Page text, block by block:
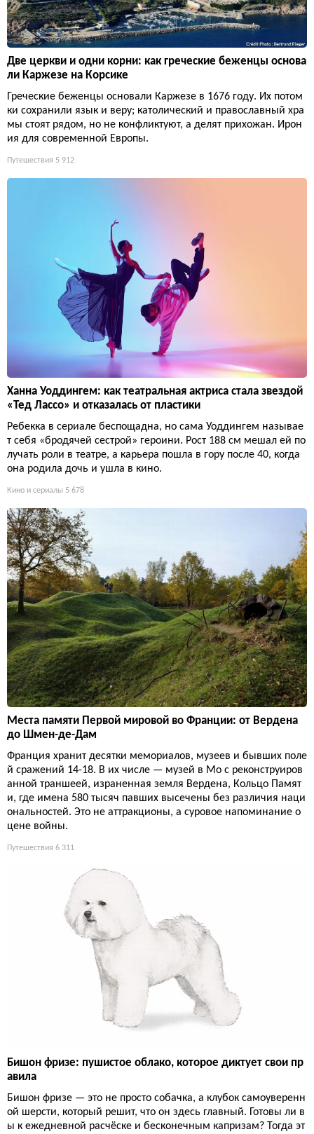
Две церкви и одни корни: как греческие беженцы основа
ли Каржезе на Корсике
Греческие беженцы основали Каржезе в 1676 году. Их потом
ки сохранили язык и веру; католический и православный хра
мы стоят рядом, но не конфликтуют, а делят прихожан. Ирон
ия для современной Европы.
Путешествия 5 912
Ханна Уоддингем: как театральная актриса стала звездой
«Тед Лассо» и отказалась от пластики
Ребекка в сериале беспощадна, но сама Уоддингем называе
т себя «бродячей сестрой» героини. Рост 188 см мешал ей по
лучать роли в театре, а карьера пошла в гору после 40, когда
она родила дочь и ушла в кино.
Кино и сериалы 5 678
Места памяти Первой мировой во Франции: от Вердена
до Шмен-де-Дам
Франция хранит десятки мемориалов, музеев и бывших поле
й сражений 14-18. В их числе — музей в Мо с реконструиров
анной траншеей, израненная земля Вердена, Кольцо Памят
и, где имена 580 тысяч павших высечены без различия наци
ональностей. Это не аттракционы, а суровое напоминание о
цене войны.
Путешествия 6 311
Бишон фризе: пушистое облако, которое диктует свои пр
авила
Бишон фризе — это не просто собачка, а клубок самоуверенн
ой шерсти, который решит, что он здесь главный. Готовы ли в
ы к ежедневной расчёске и бесконечным капризам? Тогда эт